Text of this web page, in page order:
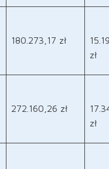
180.273,17 zł
zł
272.160,26 zł
zł